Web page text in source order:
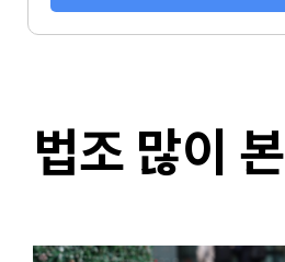
법조 많이